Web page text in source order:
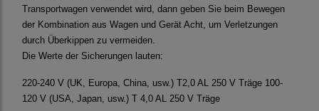
Transportwagen verwendet wird, dann geben Sie beim Bewegen
der Kombination aus Wagen und Gerät Acht, um Verletzungen
durch Überkippen zu vermeiden.
Die Werte der Sicherungen lauten:
220-240 V (UK, Europa, China, usw.) T2,0 AL 250 V Träge 100-
120 V (USA, Japan, usw.) T 4,0 AL 250 V Träge